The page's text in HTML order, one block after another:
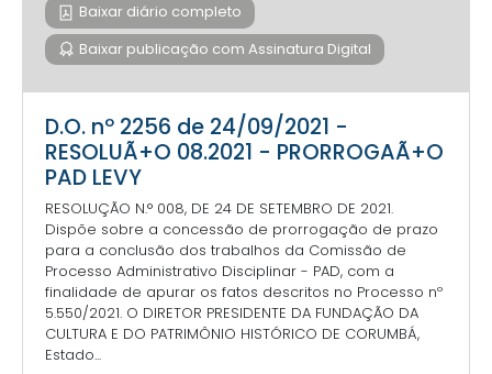
Baixar diário completo
Baixar publicação com Assinatura Digital
D.O. nº 2256 de 24/09/2021 -
RESOLUÃ+O 08.2021 - PRORROGAÃ+O
PAD LEVY
RESOLUÇÃO N.° 008, DE 24 DE SETEMBRO DE 2021.
Dispõe sobre a concessão de prorrogação de prazo
para a conclusão dos trabalhos da Comissão de
Processo Administrativo Disciplinar - PAD, com a
finalidade de apurar os fatos descritos no Processo nº
5.550/2021. O DIRETOR PRESIDENTE DA FUNDAÇÃO DA
CULTURA E DO PATRIMÔNIO HISTÓRICO DE CORUMBÁ,
Estado...